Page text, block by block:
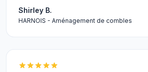
Shirley B.
HARNOIS - Aménagement de combles